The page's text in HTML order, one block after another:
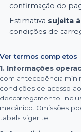
confirmação do
Estimativa sujeita
condições de
Ver termos completos
1. Informações
com antecedência
condições de acesso
descarregamento,
mecânico. Omissões
tabela vigente.